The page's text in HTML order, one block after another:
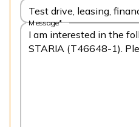
Test drive, leasing,
Message*